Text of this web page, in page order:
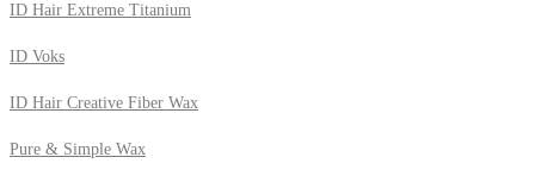
ID Hair Extreme Titanium
ID Voks
ID Hair Creative Fiber Wax
Pure & Simple Wax